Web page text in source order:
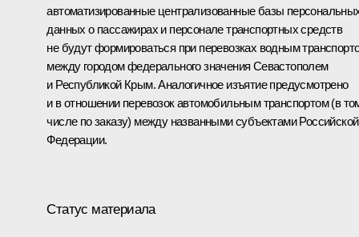
автоматизированные централизованные базы
данных о пассажирах и персонале транспортных средств
не будут формироваться при перевозках водным
между городом федерального значения Севастополем
и Республикой Крым. Аналогичное изъятие предусмотрено
и в отношении перевозок автомобильным транспортом (в
числе по заказу) между названными субъектами Российской
Федерации.
Статус материала